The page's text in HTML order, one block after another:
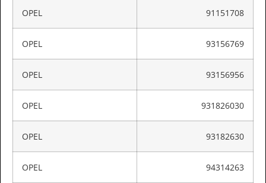
OPEL 91151708
OPEL 93156769
OPEL 93156956
OPEL 931826030
OPEL 93182630
OPEL 94314263